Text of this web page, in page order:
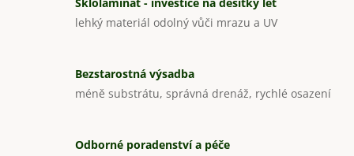
Sklolaminát - investice na desítky let
lehký materiál odolný vůči mrazu a UV
Bezstarostná výsadba
méně substrátu, správná drenáž, rychlé osazení
Odborné poradenství a péče